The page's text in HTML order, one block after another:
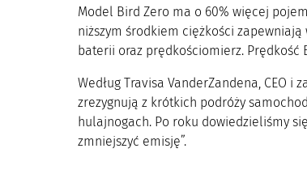
Model Bird Zero ma o 60% więcej
niższym środkiem ciężkości
baterii oraz prędkościomierz. Prędkość
Według Travisa VanderZandena, CEO
zrezygnują z krótkich podróży
hulajnogach. Po roku dowiedzieliśmy
zmniejszyć emisję”.